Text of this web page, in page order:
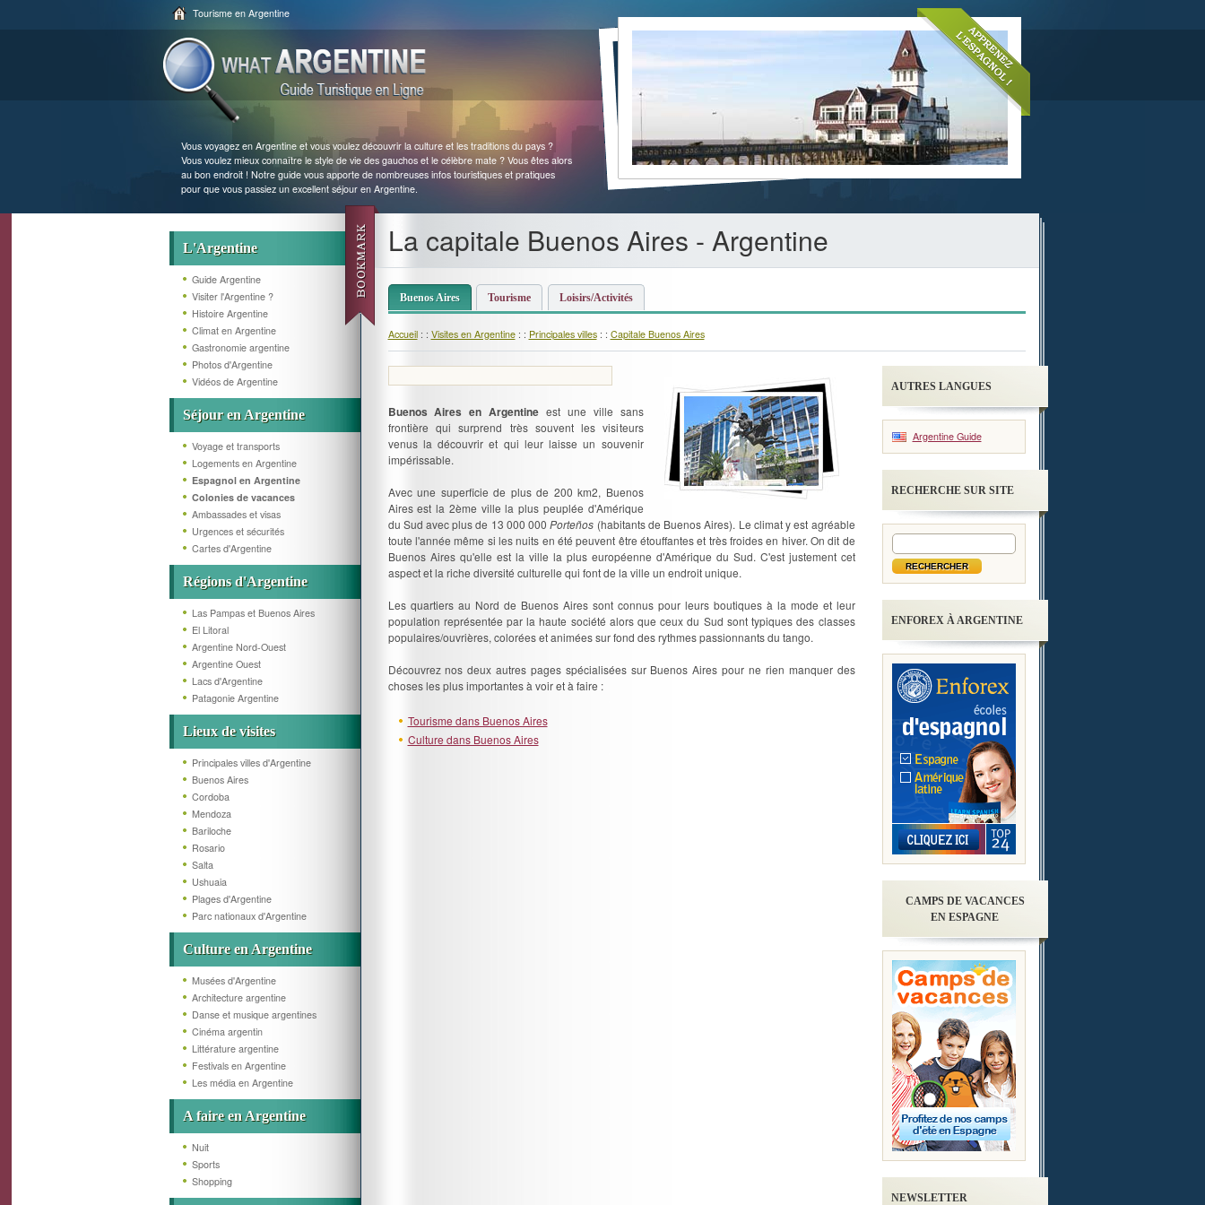
Tourisme en Argentine
Vous voyagez en Argentine et vous voulez découvrir la culture et les traditions du pays ?
Vous voulez mieux connaître le style de vie des gauchos et le célèbre mate ? Vous êtes alors
au bon endroit ! Notre guide vous apporte de nombreuses infos touristiques et pratiques
pour que vous passiez un excellent séjour en Argentine.
L'Argentine
Guide Argentine
Visiter l'Argentine ?
Histoire Argentine
Climat en Argentine
Gastronomie argentine
Photos d'Argentine
Vidéos de Argentine
Séjour en Argentine
Voyage et transports
Logements en Argentine
Espagnol en Argentine
Colonies de vacances
Ambassades et visas
Urgences et sécurités
Cartes d'Argentine
Régions d'Argentine
Las Pampas et Buenos Aires
El Litoral
Argentine Nord-Ouest
Argentine Ouest
Lacs d'Argentine
Patagonie Argentine
Lieux de visites
Principales villes d'Argentine
Buenos Aires
Cordoba
Mendoza
Bariloche
Rosario
Salta
Ushuaia
Plages d'Argentine
Parc nationaux d'Argentine
Culture en Argentine
Musées d'Argentine
Architecture argentine
Danse et musique argentines
Cinéma argentin
Littérature argentine
Festivals en Argentine
Les média en Argentine
A faire en Argentine
Nuit
Sports
Shopping
La capitale Buenos Aires - Argentine
Buenos Aires Tourisme Loisirs/Activités
Accueil: : Visites en Argentine: : Principales villes: : Capitale Buenos Aires
Buenos Aires en Argentine est une ville sans
frontière qui surprend très souvent les visiteurs
venus la découvrir et qui leur laisse un souvenir
impérissable.
Avec une superficie de plus de 200 km2, Buenos
Aires est la 2ème ville la plus peuplée d'Amérique
du Sud avec plus de 13 000 000Porteños (habitants de Buenos Aires). Le climat y est agréable
toute l'année même si les nuits en été peuvent être étouffantes et très froides en hiver. On dit de
Buenos Aires qu'elle est la ville la plus européenne d'Amérique du Sud. C'est justement cet
aspect et la riche diversité culturelle qui font de la ville un endroit unique.
Les quartiers au Nord de Buenos Aires sont connus pour leurs boutiques à la mode et leur
population représentée par la haute société alors que ceux du Sud sont typiques des classes
populaires/ouvrières, colorées et animées sur fond des rythmes passionnants du tango.
Découvrez nos deux autres pages spécialisées sur Buenos Aires pour ne rien manquer des
choses les plus importantes à voir et à faire :
Tourisme dans Buenos Aires
Culture dans Buenos Aires
AUTRES LANGUES
Argentine Guide
RECHERCHE SUR SITE
ENFOREX À ARGENTINE
CAMPS DE VACANCES
EN ESPAGNE
NEWSLETTER